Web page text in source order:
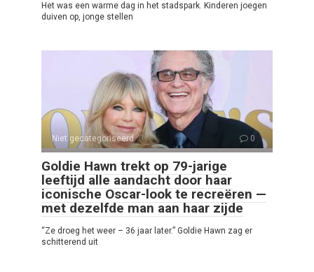
Het was een warme dag in het stadspark. Kinderen joegen
duiven op, jonge stellen
Niet gecategoriseerd 0
Goldie Hawn trekt op 79-jarige
leeftijd alle aandacht door haar
iconische Oscar-look te recreëren —
met dezelfde man aan haar zijde
“Ze droeg het weer – 36 jaar later.” Goldie Hawn zag er
schitterend uit